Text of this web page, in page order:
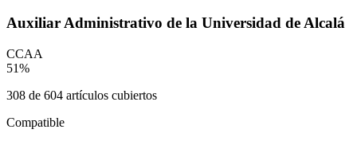
Auxiliar Administrativo de la Universidad de Alcalá
CCAA
51%
308 de 604 artículos cubiertos
Compatible